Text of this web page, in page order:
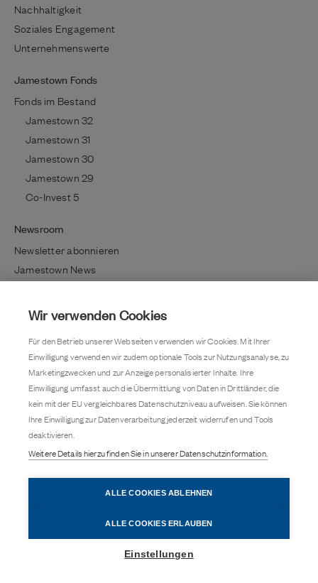
Nachhaltigkeit
Soziales Engagement
Unternehmenswerte
Jamestown Fonds
Fonds im Bestand
Jamestown 32
Jamestown 31
Jamestown 30
Jamestown 29
Co-Invest 5
Newsroom
Newsletter abonnieren
Jamestown News
Lifestyle / Kultur
Kundenmagazin
Pressemitteilung
Kontakt
Karriere
Barrierefreiheit
Datenschutz
Cookie-Einstellungen
Wir verwenden Cookies
Für den Betrieb unserer Webseiten verwenden wir Cookies. Mit Ihrer
Einwilligung verwenden wir zudem optionale Tools zur Nutzungsanalyse, zu
Marketingzwecken und zur Anzeige personalisierter Inhalte. Ihre
Einwilligung umfasst auch die Übermittlung von Daten in Drittländer, die
kein mit der EU vergleichbares Datenschutzniveau aufweisen. Sie können
Ihre Einwilligung zur Datenverarbeitung jederzeit widerrufen und Tools
deaktivieren.
Weitere Details hierzu finden Sie in unserer Datenschutzinformation.
ALLE COOKIES ABLEHNEN
ALLE COOKIES ERLAUBEN
Einstellungen